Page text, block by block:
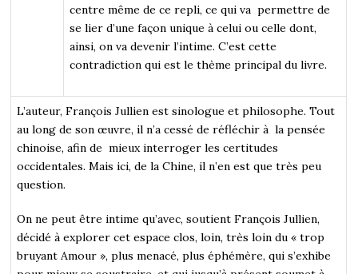
centre même de ce repli, ce qui va permettre de
se lier d’une façon unique à celui ou celle dont,
ainsi, on va devenir l’intime. C’est cette
contradiction qui est le thème principal du livre.
L’auteur, François Jullien est sinologue et philosophe. Tout
au long de son œuvre, il n’a cessé de réfléchir à la pensée
chinoise, afin de mieux interroger les certitudes
occidentales. Mais ici, de la Chine, il n’en est que très peu
question.
On ne peut être intime qu’avec, soutient François Jullien,
décidé à explorer cet espace clos, loin, très loin du « trop
bruyant Amour », plus menacé, plus éphémère, qui s’exhibe